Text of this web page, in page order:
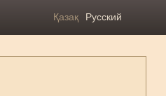
Қазақ Русский